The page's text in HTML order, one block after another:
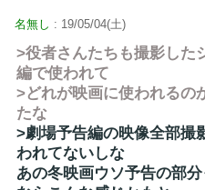
名無し : 19/05/04(土)
>役者さんたちも撮影した
編で使われて
>どれが映画に使われるの
たな
>劇場予告編の映像全部撮
われてないしな
あの冬映画ウソ予告の部